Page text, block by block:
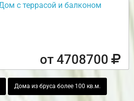
с террасой и балконом
от 4708700
Дома из бруса более 100 кв.м.